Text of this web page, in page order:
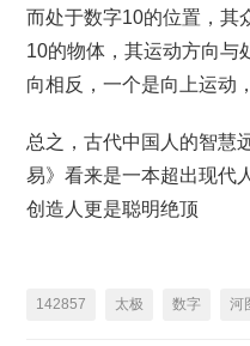
而处于数字10的位置，其
10的物体，其运动方向与
向相反，一个是向上运动
总之，古代中国人的智慧
易》看来是一本超出现代
创造人更是聪明绝顶
142857 太极 数字 河